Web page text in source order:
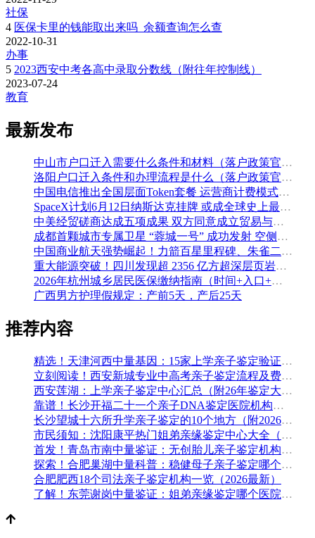
社保
4 医保卡里的钱能取出来吗_余额查询怎么查
2022-10-31
办事
5 2023西安中考各高中录取分数线（附往年控制线）
2023-07-24
教育
最新发布
中山市户口迁入需要什么条件和材料（落户政策官方解读）
洛阳户口迁入条件和办理流程是什么（落户政策官方问答汇总）
中国电信推出全国层面Token套餐 运营商计费模式从”流量”迈向”算力”
SpaceX计划6月12日纳斯达克挂牌 或成全球史上最大规模IPO
中美经贸磋商达成五项成果 双方同意成立贸易与投资双理事会
成都首颗城市专属卫星 “蓉城一号” 成功发射 空侧直转模式同步落地 双重大突破助力国际门户枢纽建设
中国商业航天强势崛起！力箭百星里程碑、朱雀二号改进型发射成功
重大能源突破！四川发现超 2356 亿方超深层页岩气田，保障国家能源安全
2026年杭州城乡居民医保缴纳指南（时间+入口+金额）
广西男方护理假规定：产前5天，产后25天
推荐内容
精选！天津河西中量基因：15家上学亲子鉴定验证组织收集（附2026年鉴定办理攻略）
立刻阅读！西安新城专业中高考亲子鉴定流程及费用(附鉴定机构查询一览)
西安莲湖：上学亲子鉴定中心汇总（附26年鉴定大全）
靠谱！长沙开福二十一个亲子DNA鉴定医院机构名单一览（附2026年办理攻略）
长沙望城十六所升学亲子鉴定的10个地方（附2026年鉴定手续）
市民须知：沈阳康平热门姐弟亲缘鉴定中心大全（附做亲子鉴定的材料）
首发！青岛市南中量鉴证：无创胎儿亲子鉴定机构大全（附最新亲子鉴定机构名录）
探索！合肥巢湖中量科普：稳健母子亲子鉴定哪个医院可以做（附2026年汇总鉴定）
合肥肥西18个司法亲子鉴定机构一览（2026最新）
了解！东莞谢岗中量鉴证：姐弟亲缘鉴定哪个医院可以做（附2026年汇总鉴定）